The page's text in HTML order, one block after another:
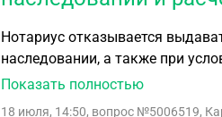
Нотариус отказывается
наследовании, а также при
просит оплатить
Показать полностью
18 июля, 14:50, вопрос №5006519,